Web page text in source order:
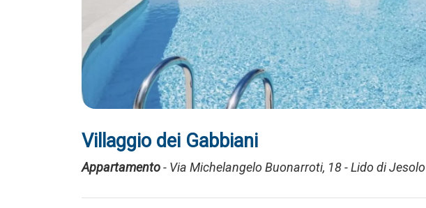
Villaggio dei Gabbiani
Appartamento- Via Michelangelo Buonarroti, 18 - Lido di Jesolo